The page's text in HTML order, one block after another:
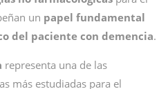
un papel fundamental
del paciente con demencia.
representa una de las
más estudiadas para el